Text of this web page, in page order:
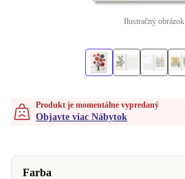
Ilustračný obrázok
Produkt je momentálne vypredaný
Objavte viac Nábytok
Farba